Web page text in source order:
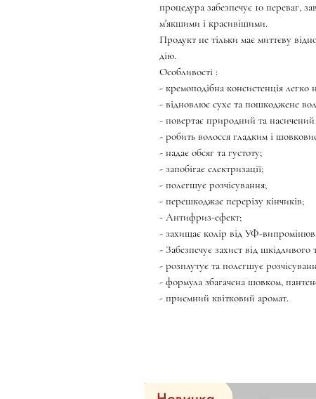
процедура забезпечує 10 переваг,
м'якшими і красивішими.
Продукт не тільки має миттєву
дію.
Особливості :
- кремоподібна консистенція легко
- відновлює сухе та пошкоджене
- повертає природний та
- робить волосся гладким і
- надає обсяг та густоту;
- запобігає електризації;
- полегшує розчісування;
- перешкоджає перерізу кінчиків;
- Антифриз-ефект;
- захищає колір від УФ-
- Забезпечує захист від
- розплутує та полегшує
- формула збагачена шовком,
- приємний квітковий аромат.